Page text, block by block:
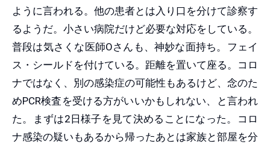
ように言われる。他の患者とは入り口を分けて診察す
るようだ。小さい病院だけど必要な対応をしている。
普段は気さくな医師Oさんも、神妙な面持ち。フェイ
ス・シールドを付けている。距離を置いて座る。コロ
ナではなく、別の感染症の可能性もあるけど、念のた
めPCR検査を受ける方がいいかもしれない、と言われ
た。まずは2日様子を見て決めることになった。コロ
ナ感染の疑いもあるから帰ったあとは家族と部屋を分